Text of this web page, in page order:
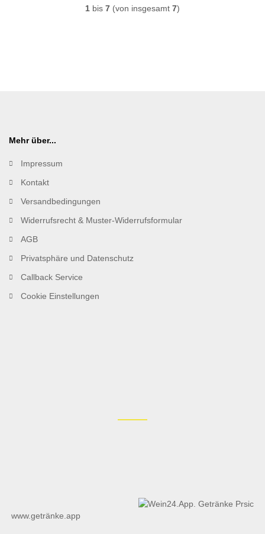
1 bis 7 (von insgesamt 7)
Mehr über...
Impressum
Kontakt
Versandbedingungen
Widerrufsrecht & Muster-Widerrufsformular
AGB
Privatsphäre und Datenschutz
Callback Service
Cookie Einstellungen
www.getränke.app